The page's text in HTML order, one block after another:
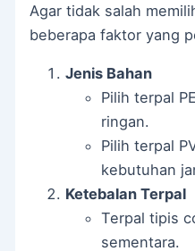
Agar tidak salah
beberapa faktor yang
Jenis Bahan
Pilih terpal
ringan.
Pilih terpal
kebutuhan
Ketebalan Terpal
Terpal tipis
sementara.